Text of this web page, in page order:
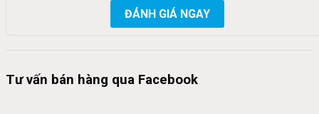
ĐÁNH GIÁ NGAY
Tư vấn bán hàng qua Facebook